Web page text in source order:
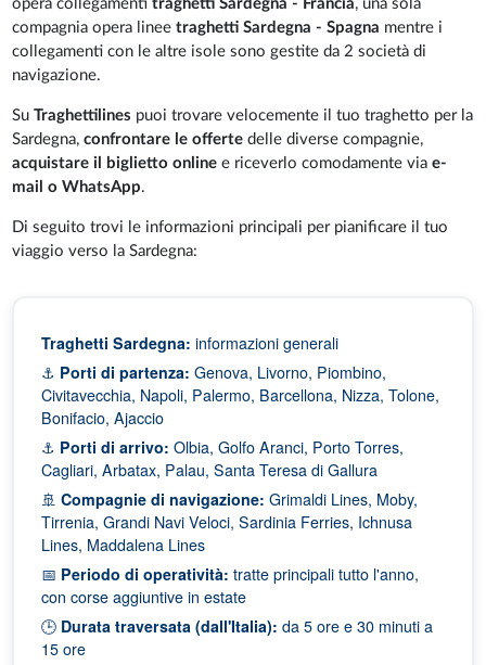
opera collegamentitraghetti Sardegna - Francia, una sola
compagnia opera lineetraghetti Sardegna - Spagna mentre i
collegamenti con le altre isole sono gestite da 2 società di
navigazione.
SuTraghettilines puoi trovare velocemente il tuo traghetto per la
Sardegna,confrontare le offerte delle diverse compagnie,
acquistare il biglietto online e riceverlo comodamente viae-
mail o WhatsApp.
Di seguito trovi le informazioni principali per pianificare il tuo
viaggio verso la Sardegna:
Traghetti Sardegna: informazioni generali
⚓ Porti di partenza: Genova, Livorno, Piombino,
Civitavecchia, Napoli, Palermo, Barcellona, Nizza, Tolone,
Bonifacio, Ajaccio
⚓ Porti di arrivo: Olbia, Golfo Aranci, Porto Torres,
Cagliari, Arbatax, Palau, Santa Teresa di Gallura
🚢Compagnie di navigazione: Grimaldi Lines, Moby,
Tirrenia, Grandi Navi Veloci, Sardinia Ferries, Ichnusa
Lines, Maddalena Lines
📅 Periodo di operatività: tratte principali tutto l'anno,
con corse aggiuntive in estate
🕒 Durata traversata (dall'Italia): da 5 ore e 30 minuti a
15 ore